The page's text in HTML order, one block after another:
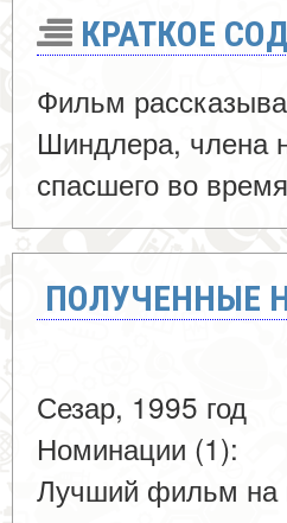
КРАТКОЕ
Фильм
Шиндлера, члена
спасшего во
ПОЛУЧЕННЫЕ
Сезар, 1995 год
Номинации (1):
Лучший фильм на